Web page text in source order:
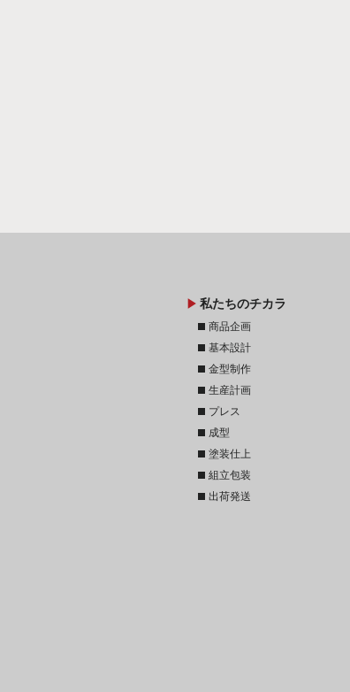
play_arrow 私たちのチカラ
stop 商品企画
stop 基本設計
stop 金型制作
stop 生産計画
stop プレス
stop 成型
stop 塗装仕上
stop 組立包装
stop 出荷発送